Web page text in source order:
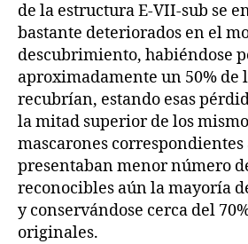
de la estructura E-VII-sub se
bastante deteriorados en el
descubrimiento, habiéndose
aproximadamente un 50% de
recubrían, estando esas
la mitad superior de los
mascarones
presentaban menor número
reconocibles aún la mayoría
y conservándose cerca del
originales.